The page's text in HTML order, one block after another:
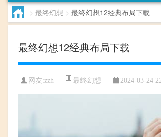
> 最终幻想 > 最终幻想12经典布局下载
最终幻想12经典布局下载
网友:zzh 最终幻想 2024-03-24